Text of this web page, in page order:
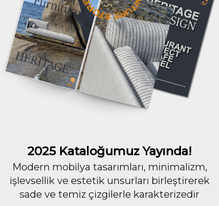
2025 Kataloğumuz Yayında!
Modern mobilya tasarımları, minimalizm,
işlevsellik ve estetik unsurları birleştirerek
sade ve temiz çizgilerle karakterizedir